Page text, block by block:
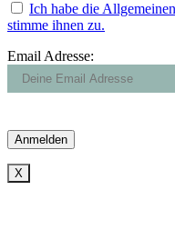
Ich habe die
stimme ihnen zu.
Email Adresse:
X